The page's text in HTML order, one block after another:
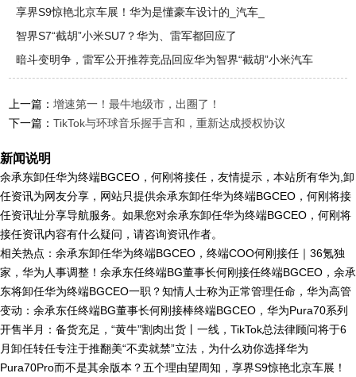
知
享界S9惊艳北京车展！华为是懂豪车设计的_汽车_
智界S7“截胡”小米SU7？华为、雷军都回应了
暗斗变明争，雷军公开推荐竞品回应华为智界“截胡”小米汽车
上一篇：增速第一！最牛地级市，出圈了！
下一篇：TikTok与环球音乐握手言和，重新达成授权协议
新闻说明
余承东卸任华为终端BGCEO，何刚将接任，友情提示，本站所有华为,卸
任资讯为网友分享，网站只提供余承东卸任华为终端BGCEO，何刚将接
任资讯址分享导航服务。如果您对余承东卸任华为终端BGCEO，何刚将
接任资讯内容有什么疑问，请咨询资讯作者。
相关热点：余承东卸任华为终端BGCEO，终端COO何刚接任｜36氪独
家，华为人事调整！余承东任终端BG董事长何刚接任终端BGCEO，余承
东将卸任华为终端BGCEO一职？知情人士称为正常管理任命，华为高管
变动：余承东任终端BG董事长何刚接棒终端BGCEO，华为Pura70系列
开售半月：备货充足，“黄牛”割肉出货丨一线，TikTok总法律顾问将于6
月卸任转任专注于推翻美“不卖就禁”立法，为什么劝你选择华为
Pura70Pro而不是其余版本？五个理由望周知，享界S9惊艳北京车展！